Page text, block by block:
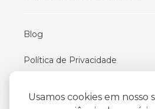
Usamos cookies em nosso
Blog
Política de Privacidade